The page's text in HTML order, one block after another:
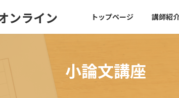
ンライン トップページ 講師紹
小論文講座